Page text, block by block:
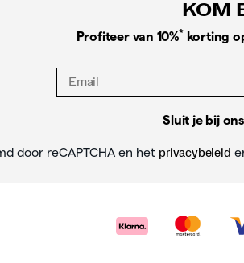
KOM
Profiteer van 10%* korting
Sluit je bij
door reCAPTCHA en het privacybeleid